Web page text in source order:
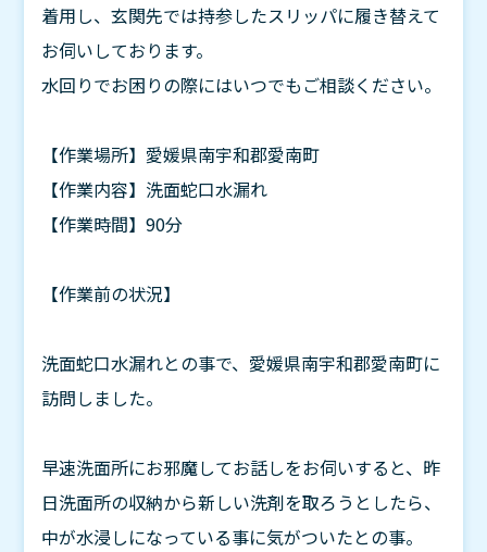
着用し、玄関先では持参したスリッパに履き替えて
お伺いしております。
水回りでお困りの際にはいつでもご相談ください。
【作業場所】愛媛県南宇和郡愛南町
【作業内容】洗面蛇口水漏れ
【作業時間】90分
【作業前の状況】
洗面蛇口水漏れとの事で、愛媛県南宇和郡愛南町に
訪問しました。
早速洗面所にお邪魔してお話しをお伺いすると、昨
日洗面所の収納から新しい洗剤を取ろうとしたら、
中が水浸しになっている事に気がついたとの事。